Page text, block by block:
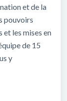
et de la
pouvoirs
et les mises en
de 15
y